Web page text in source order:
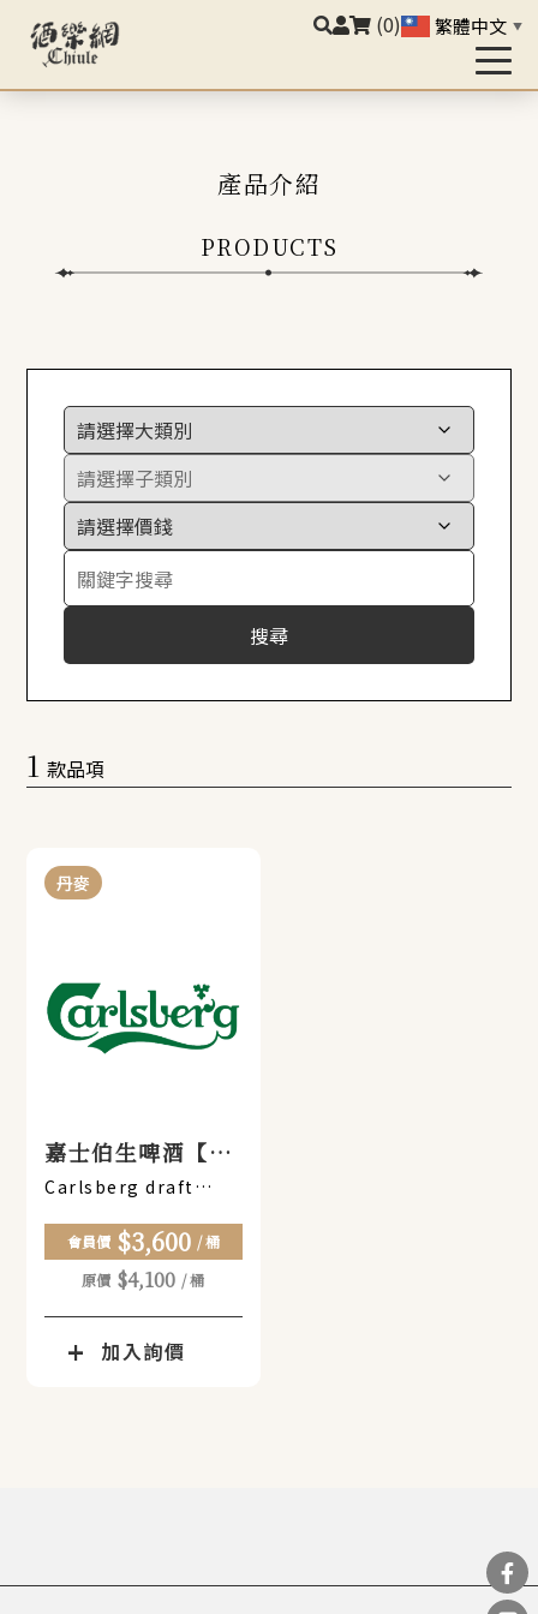
(0) 繁體中文 ▼
產品介紹
PRODUCTS
搜尋
1 款品項
丹麥
嘉士伯生啤酒【30
公升】
Carlsberg draft
會員價 $3,600 / 桶
原價 $4,100 / 桶
加入詢價